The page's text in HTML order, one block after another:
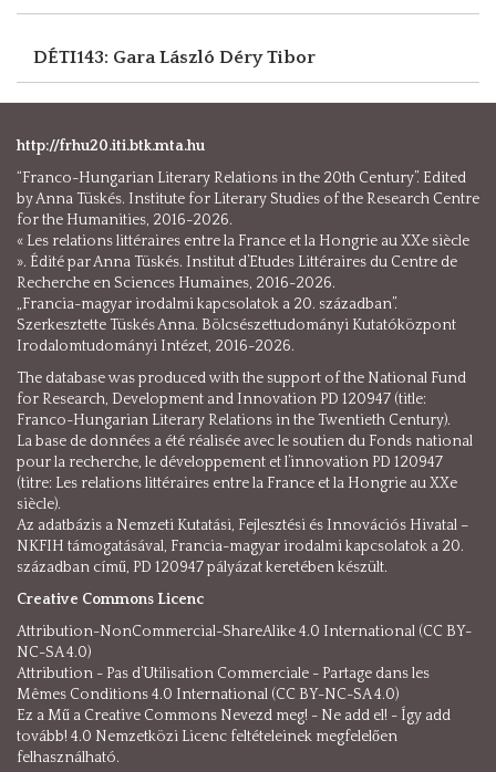
DÉTI143: Gara László Déry Tibor
http://frhu20.iti.btk.mta.hu
“Franco-Hungarian Literary Relations in the 20th Century”. Edited
by Anna Tüskés. Institute for Literary Studies of the Research Centre
for the Humanities, 2016-2026.
« Les relations littéraires entre la France et la Hongrie au XXe siècle
». Édité par Anna Tüskés. Institut d’Etudes Littéraires du Centre de
Recherche en Sciences Humaines, 2016-2026.
„Francia-magyar irodalmi kapcsolatok a 20. században”.
Szerkesztette Tüskés Anna. Bölcsészettudományi Kutatóközpont
Irodalomtudományi Intézet, 2016-2026.
The database was produced with the support of the National Fund
for Research, Development and Innovation PD 120947 (title:
Franco-Hungarian Literary Relations in the Twentieth Century).
La base de données a été réalisée avec le soutien du Fonds national
pour la recherche, le développement et l’innovation PD 120947
(titre: Les relations littéraires entre la France et la Hongrie au XXe
siècle).
Az adatbázis a Nemzeti Kutatási, Fejlesztési és Innovációs Hivatal –
NKFIH támogatásával, Francia-magyar irodalmi kapcsolatok a 20.
században című, PD 120947 pályázat keretében készült.
Creative Commons Licenc
Attribution-NonCommercial-ShareAlike 4.0 International (CC BY-
NC-SA 4.0)
Attribution - Pas d’Utilisation Commerciale - Partage dans les
Mêmes Conditions 4.0 International (CC BY-NC-SA 4.0)
Ez a Mű a Creative Commons Nevezd meg! - Ne add el! - Így add
tovább! 4.0 Nemzetközi Licenc feltételeinek megfelelően
felhasználható.